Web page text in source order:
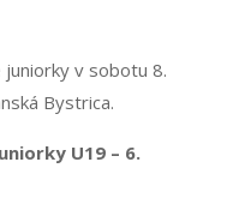
juniorky v sobotu 8.
Bystrica.
U19 – 6.